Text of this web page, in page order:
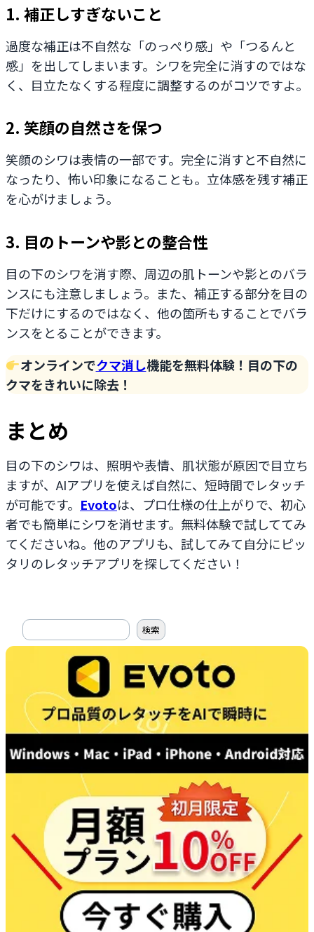
1. 補正しすぎないこと
過度な補正は不自然な「のっぺり感」や「つるんと
感」を出してしまいます。シワを完全に消すのではな
く、目立たなくする程度に調整するのがコツですよ。
2. 笑顔の自然さを保つ
笑顔のシワは表情の一部です。完全に消すと不自然に
なったり、怖い印象になることも。立体感を残す補正
を心がけましょう。
3. 目のトーンや影との整合性
目の下のシワを消す際、周辺の肌トーンや影とのバラ
ンスにも注意しましょう。また、補正する部分を目の
下だけにするのではなく、他の箇所もすることでバラ
ンスをとることができます。
オンラインでクマ消し機能を無料体験！目の下の
クマをきれいに除去！
まとめ
目の下のシワは、照明や表情、肌状態が原因で目立ち
ますが、AIアプリを使えば自然に、短時間でレタッチ
が可能です。 Evotoは、プロ仕様の仕上がりで、初心
者でも簡単にシワを消せます。無料体験で試しててみ
てくださいね。他のアプリも、試してみて自分にピッ
タリのレタッチアプリを探してください！
搜
索
検索